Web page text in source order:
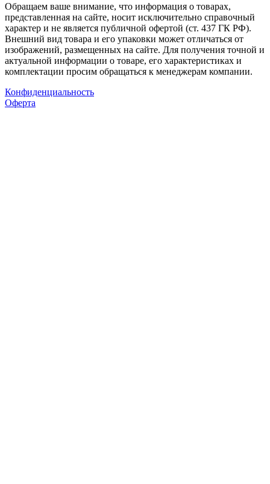
Обращаем ваше внимание, что информация о товарах,
представленная на сайте, носит исключительно справочный
характер и не является публичной офертой (ст. 437 ГК РФ).
Внешний вид товара и его упаковки может отличаться от
изображений, размещенных на сайте. Для получения точной и
актуальной информации о товаре, его характеристиках и
комплектации просим обращаться к менеджерам компании.
Конфиденциальность
Оферта